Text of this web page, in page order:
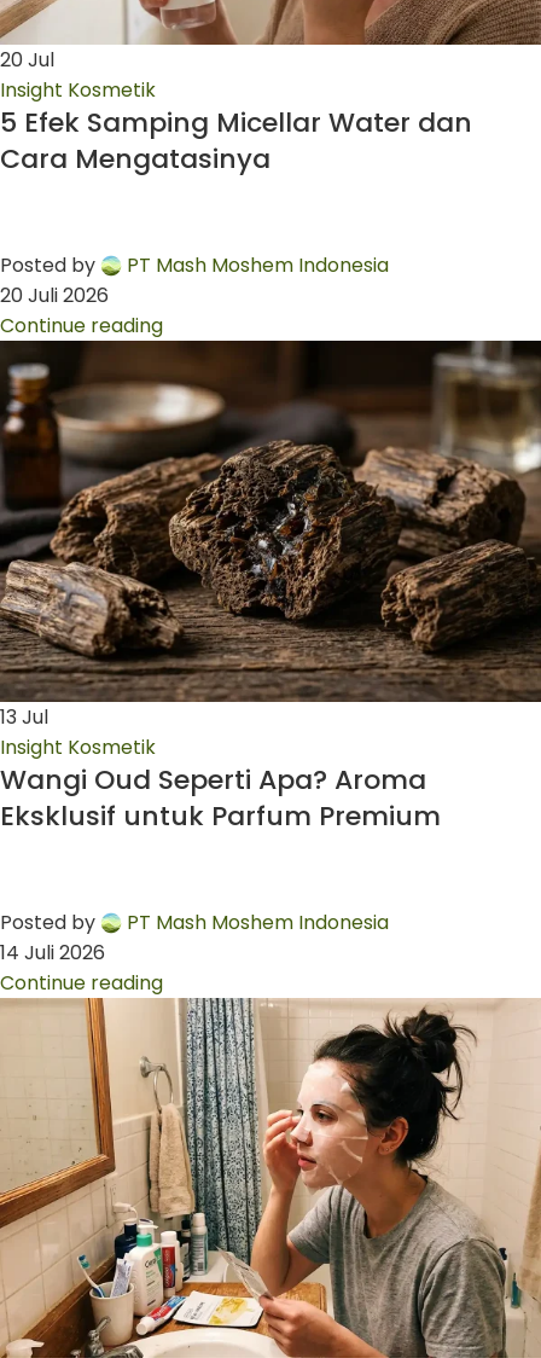
20Jul
Insight Kosmetik
5 Efek Samping Micellar Water dan
Cara Mengatasinya
Posted by
PT Mash Moshem Indonesia
20 Juli 2026
Continue reading
13 Jul
Insight Kosmetik
Wangi Oud Seperti Apa? Aroma
Eksklusif untuk Parfum Premium
Posted by
PT Mash Moshem Indonesia
14 Juli 2026
Continue reading